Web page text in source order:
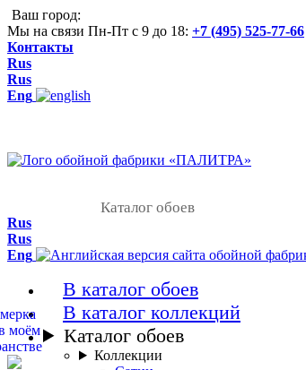
Ваш город:
Мы на связи Пн-Пт с 9 до 18: +7 (495) 525-77-66
Контакты
Rus
Rus
Eng
Каталог обоев
Rus
Rus
Eng
В каталог обоев
В каталог коллекций
Каталог обоев
Коллекции